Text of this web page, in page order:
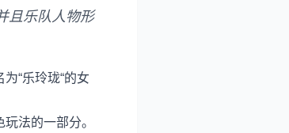
且乐队人物形
“乐玲珑“的女
法的一部分。